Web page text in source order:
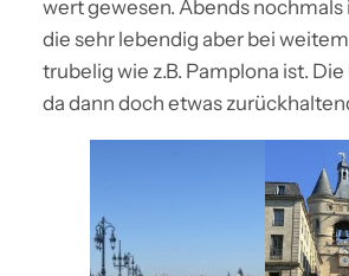
wert gewesen. Abends
die sehr lebendig aber bei
trubelig wie z.B. Pamplona ist.
da dann doch etwas